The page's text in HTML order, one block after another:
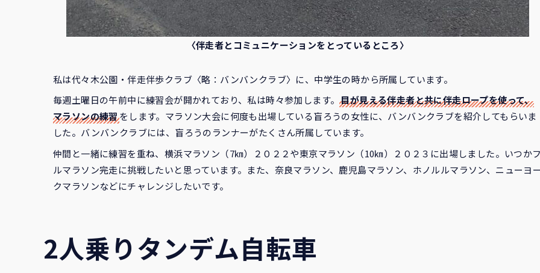
〈伴走者とコミュニケーションをとっているところ〉
私は代々木公園・伴走伴歩クラブ〈略：バンバンクラブ〉に、中学生の時から所属しています。
毎週土曜日の午前中に練習会が開かれており、私は時々参加します。目が見える伴走者と共に伴走ロープを使って、
マラソンの練習をします。マラソン大会に何度も出場している盲ろうの女性に、バンバンクラブを紹介してもらいま
した。バンバンクラブには、盲ろうのランナーがたくさん所属しています。
仲間と一緒に練習を重ね、横浜マラソン（7㎞）２０２２や東京マラソン（10㎞）２０２３に出場しました。いつか
ルマラソン完走に挑戦したいと思っています。また、奈良マラソン、鹿児島マラソン、ホノルルマラソン、ニューヨ
クマラソンなどにチャレンジしたいです。
2人乗りタンデム自転車